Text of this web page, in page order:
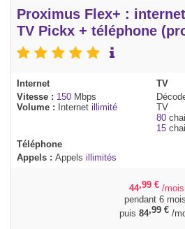
Proximus Flex+ :
TV Pickx + téléphone
Internet
Vitesse : 150 Mbps
Volume :
Internet illimité
TV
TV
80
15
Téléphone
Appels : Appels illimités
44,99 € /mois
pendant 6 mois,
puis 84,99 €/